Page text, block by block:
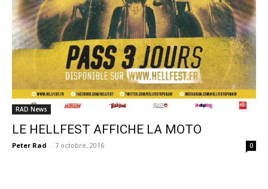
RAD News
LE HELLFEST AFFICHE LA MOTO
Peter Rad - 7 octobre, 2016 0